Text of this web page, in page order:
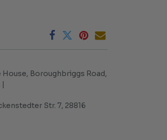
House, Boroughbriggs Road,
|
Str. 7, 28816